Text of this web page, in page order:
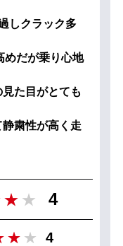
しクラック多
めだが乗り心地
た目がとても
粛性が高く走
4
4